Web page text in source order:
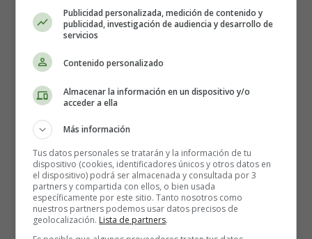
Estreno en España de la
película Loving
Publicidad personalizada, medición de contenido y
publicidad, investigación de audiencia y desarrollo de
servicios
Contenido personalizado
Almacenar la información en un dispositivo y/o
acceder a ella
Más información
Tus datos personales se tratarán y la información de tu
dispositivo (cookies, identificadores únicos y otros datos en
el dispositivo) podrá ser almacenada y consultada por 3
partners y compartida con ellos, o bien usada
específicamente por este sitio. Tanto nosotros como
nuestros partners podemos usar datos precisos de
geolocalización. Lista de partners.